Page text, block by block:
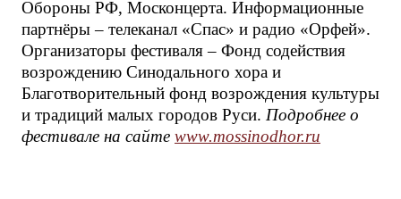
Обороны РФ, Москонцерта. Информационные
партнёры – телеканал «Спас» и радио «Орфей».
Организаторы фестиваля – Фонд содействия
возрождению Синодального хора и
Благотворительный фонд возрождения культуры
и традиций малых городов Руси. Подробнее о
фестивале на сайте www.mossinodhor.ru